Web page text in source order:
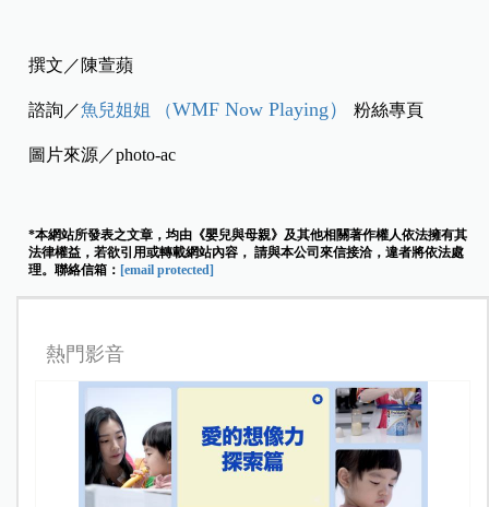
撰文／陳萱蘋
諮詢／魚兒姐姐 （WMF Now Playing） 粉絲專頁
圖片來源／photo-ac
*本網站所發表之文章，均由《嬰兒與母親》及其他相關著作權人依法擁有其
法律權益，若欲引用或轉載網站內容， 請與本公司來信接洽，違者將依法處
理。聯絡信箱： [email protected]
熱門影音